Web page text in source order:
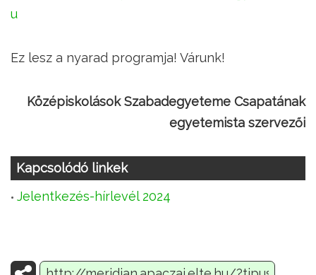
u
Ez lesz a nyarad programja! Várunk!
Középiskolások Szabadegyeteme Csapatának
egyetemista szervezői
Kapcsolódó linkek
Jelentkezés-hírlevél 2024